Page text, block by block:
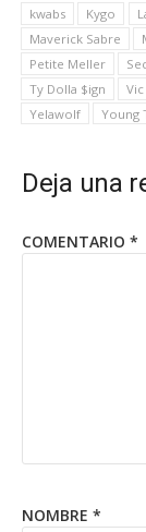
kwabs Kygo
Maverick Sabre
Petite Meller
Ty Dolla $ign
Yelawolf
Young
Deja una
COMENTARIO *
NOMBRE *